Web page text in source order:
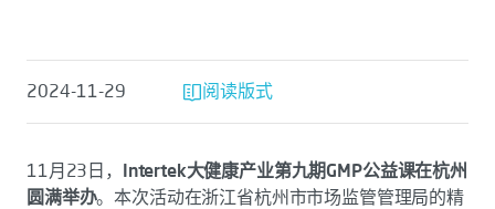
2024-11-29 阅读版式
11月23日， Intertek大健康产业第九期GMP公益课在杭州
圆满举办。本次活动在浙江省杭州市市场监管管理局的精